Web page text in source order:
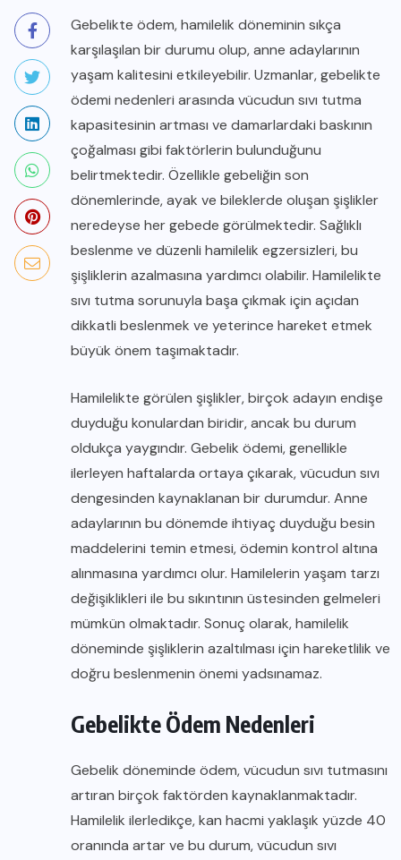
Gebelikte ödem, hamilelik döneminin sıkça
karşılaşılan bir durumu olup, anne adaylarının
yaşam kalitesini etkileyebilir. Uzmanlar, gebelikte
ödemi nedenleri arasında vücudun sıvı tutma
kapasitesinin artması ve damarlardaki baskının
çoğalması gibi faktörlerin bulunduğunu
belirtmektedir. Özellikle gebeliğin son
dönemlerinde, ayak ve bileklerde oluşan şişlikler
neredeyse her gebede görülmektedir. Sağlıklı
beslenme ve düzenli hamilelik egzersizleri, bu
şişliklerin azalmasına yardımcı olabilir. Hamilelikte
sıvı tutma sorunuyla başa çıkmak için açıdan
dikkatli beslenmek ve yeterince hareket etmek
büyük önem taşımaktadır.
Hamilelikte görülen şişlikler, birçok adayın endişe
duyduğu konulardan biridir, ancak bu durum
oldukça yaygındır. Gebelik ödemi, genellikle
ilerleyen haftalarda ortaya çıkarak, vücudun sıvı
dengesinden kaynaklanan bir durumdur. Anne
adaylarının bu dönemde ihtiyaç duyduğu besin
maddelerini temin etmesi, ödemin kontrol altına
alınmasına yardımcı olur. Hamilelerin yaşam tarzı
değişiklikleri ile bu sıkıntının üstesinden gelmeleri
mümkün olmaktadır. Sonuç olarak, hamilelik
döneminde şişliklerin azaltılması için hareketlilik ve
doğru beslenmenin önemi yadsınamaz.
Gebelikte Ödem Nedenleri
Gebelik döneminde ödem, vücudun sıvı tutmasını
artıran birçok faktörden kaynaklanmaktadır.
Hamilelik ilerledikçe, kan hacmi yaklaşık yüzde 40
oranında artar ve bu durum, vücudun sıvı